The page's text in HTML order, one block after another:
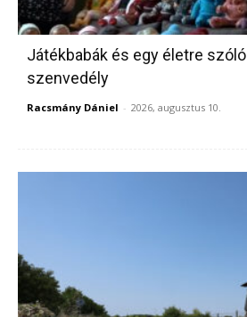
Játékbabák és egy életre szóló
szenvedély
Racsmány Dániel - 2026, augusztus 10.